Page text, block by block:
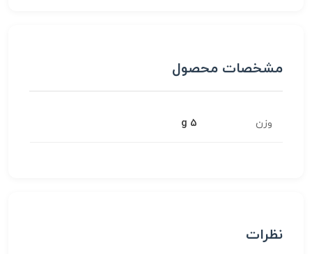
مشخصات محصول
وزن 5 g
نظرات